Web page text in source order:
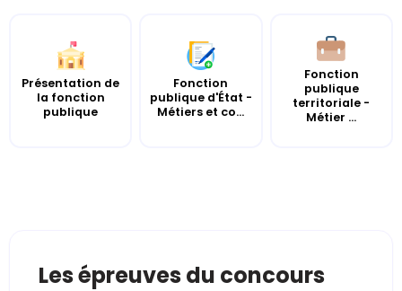
Présentation de
la fonction
publique
Fonction
publique d'État -
Métiers et co...
Fonction
publique
territoriale -
Métier ...
Les épreuves du concours